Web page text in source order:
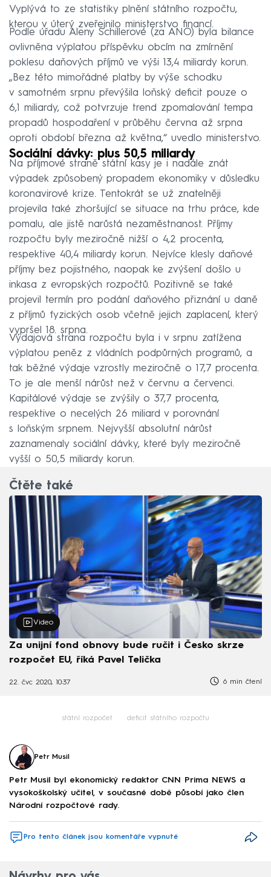
Vyplývá to ze statistiky plnění státního rozpočtu,
kterou v úterý zveřejnilo ministerstvo financí.
Podle úřadu Aleny Schillerové (za ANO) byla bilance
ovlivněna výplatou příspěvku obcím na zmírnění
poklesu daňových příjmů ve výši 13,4 miliardy korun.
„Bez této mimořádné platby by výše schodku
v samotném srpnu převýšila loňský deficit pouze o
6,1 miliardy, což potvrzuje trend zpomalování tempa
propadů hospodaření v průběhu června až srpna
oproti období března až května,“ uvedlo ministerstvo.
Sociální dávky: plus 50,5 miliardy
Na příjmové straně státní kasy je i nadále znát
výpadek způsobený propadem ekonomiky v důsledku
koronavirové krize. Tentokrát se už znatelněji
projevila také zhoršující se situace na trhu práce, kde
pomalu, ale jistě narůstá nezaměstnanost. Příjmy
rozpočtu byly meziročně nižší o 4,2 procenta,
respektive 40,4 miliardy korun. Nejvíce klesly daňové
příjmy bez pojistného, naopak ke zvýšení došlo u
inkasa z evropských rozpočtů. Pozitivně se také
projevil termín pro podání daňového přiznání u daně
z příjmů fyzických osob včetně jejich zaplacení, který
vypršel 18. srpna.
Výdajová strana rozpočtu byla i v srpnu zatížena
výplatou peněz z vládních podpůrných programů, a
tak běžné výdaje vzrostly meziročně o 17,7 procenta.
To je ale menší nárůst než v červnu a červenci.
Kapitálové výdaje se zvýšily o 37,7 procenta,
respektive o necelých 26 miliard v porovnání
s loňským srpnem. Nejvyšší absolutní nárůst
zaznamenaly sociální dávky, které byly meziročně
vyšší o 50,5 miliardy korun.
Čtěte také
Video
Za unijní fond obnovy bude ručit i Česko skrze
rozpočet EU, říká Pavel Telička
22. čvc 2020, 10:37 6 min čtení
státní rozpočet deficit státního rozpočtu
Petr Musil
Petr Musil byl ekonomický redaktor CNN Prima NEWS a
vysokoškolský učitel, v současné době působí jako člen
Národní rozpočtové rady.
Pro tento článek jsou komentáře vypnuté